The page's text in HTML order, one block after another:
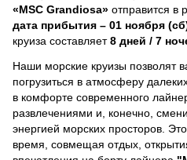
«MSC Grandiosa» отправится в
дата прибытия – 01 ноября
круиза составляет8 дней / 7
Наши морские круизы позволят
погрузиться в атмосферу
в комфорте современного
развлечениями и, конечно,
энергией морских просторов.
время, совмещая отдых,